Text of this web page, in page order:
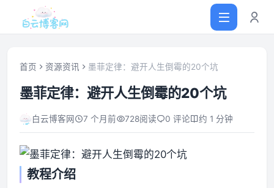
首页
网站源码
软件仓库
首页 资源资讯 墨菲定律：避开人生倒霉的20个坑
墨菲定律：避开人生倒霉的20个坑
白云博客网 7 个月前 728阅读 0 评论 约 1 分钟
教程介绍